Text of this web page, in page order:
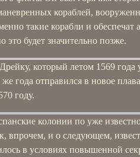
кораблей,
такие корабли и обеспечат
будет значительно позже.
который летом 1569 года
года отправился в новое
году.
колонии по уже
впрочем, и о следующем,
в условиях повышенной